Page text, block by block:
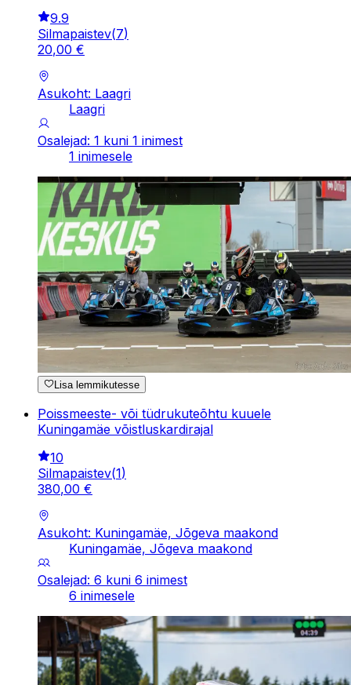
9.9
Silmapaistev(7)
20,00 €
Asukoht: Laagri
Laagri
Osalejad: 1 kuni 1 inimest
1 inimesele
Lisa lemmikutesse
Poissmeeste- või tüdrukuteõhtu kuuele
Kuningamäe võistluskardirajal
10
Silmapaistev(1)
380,00 €
Asukoht: Kuningamäe, Jõgeva maakond
Kuningamäe, Jõgeva maakond
Osalejad: 6 kuni 6 inimest
6 inimesele